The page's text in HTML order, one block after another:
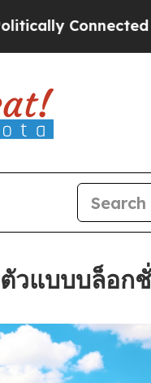
oil
วแบบบล็อก